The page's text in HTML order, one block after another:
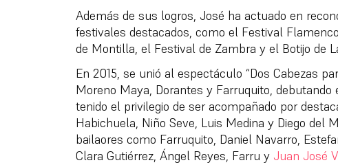
Además de sus logros, José ha actuado en
festivales destacados, como el Festival
de Montilla, el Festival de Zambra y el Botijo de
En 2015, se unió al espectáculo “Dos Cabezas
Moreno Maya, Dorantes y Farruquito,
tenido el privilegio de ser acompañado por
Habichuela, Niño Seve, Luis Medina y Diego del
bailaores como Farruquito, Daniel Navarro,
Clara Gutiérrez, Ángel Reyes, Farru y Juan José